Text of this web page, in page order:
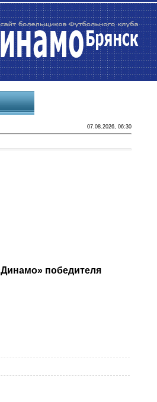
07.08.2026, 06:30
победителя